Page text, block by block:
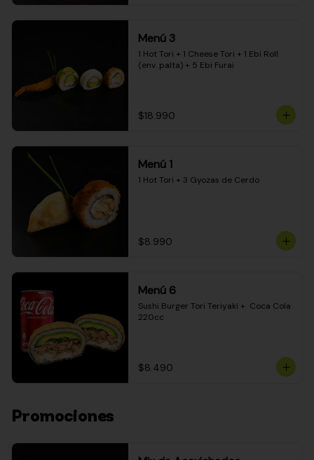
Menú 3
1 Hot Tori + 1 Cheese Tori + 1 Ebi Roll
(env. palta) + 5 Ebi Furai
$18.990
Menú 1
1 Hot Tori + 3 Gyozas de Cerdo
$8.990
Menú 6
Sushi Burger Tori Teriyaki +  Coca Cola
220cc
$8.490
Promociones